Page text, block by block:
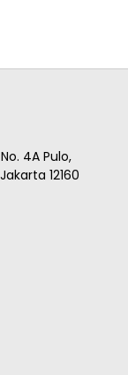
4A Pulo,
12160